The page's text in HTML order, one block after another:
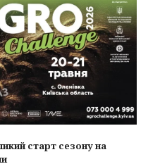
старт сезону на